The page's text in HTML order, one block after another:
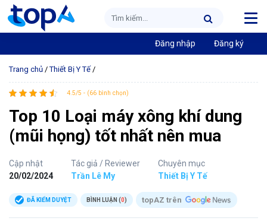
Đăng nhập Đăng ký
Trang chủ /Thiết Bị Y Tế /
4.5/5 - (66 bình chọn)
Top 10 Loại máy xông khí dung
(mũi họng) tốt nhất nên mua
Cập nhật
20/02/2024
Tác giả / Reviewer
Trần Lê My
Chuyên mục
Thiết Bị Y Tế
ĐÃ KIỂM DUYỆT BÌNH LUẬN (0) topAZ trên